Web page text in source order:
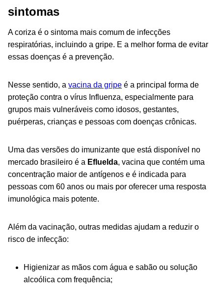
sintomas
A coriza é o sintoma mais comum de infecções
respiratórias, incluindo a gripe. E a melhor forma de evitar
essas doenças é a prevenção.
Nesse sentido, a vacina da gripe é a principal forma de
proteção contra o vírus Influenza, especialmente para
grupos mais vulneráveis como idosos, gestantes,
puérperas, crianças e pessoas com doenças crônicas.
Uma das versões do imunizante que está disponível no
mercado brasileiro é a Efluelda, vacina que contém uma
concentração maior de antígenos e é indicada para
pessoas com 60 anos ou mais por oferecer uma resposta
imunológica mais potente.
Além da vacinação, outras medidas ajudam a reduzir o
risco de infecção:
Higienizar as mãos com água e sabão ou solução
alcoólica com frequência;